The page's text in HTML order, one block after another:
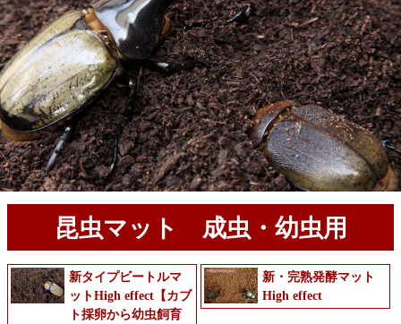
昆虫マット 成虫・幼虫用
新タイプビートルマ
ットHigh effect【カブ
ト採卵から幼虫飼育
新・完熟発酵マット
High effect